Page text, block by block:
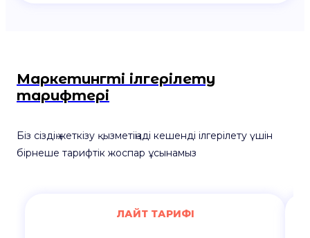
Маркетингті ілгерілету
тарифтері
Біз сіздің жеткізу қызметіңізді кешенді ілгерілету үшін
бірнеше тарифтік жоспар ұсынамыз
ЛАЙТ ТАРИФІ